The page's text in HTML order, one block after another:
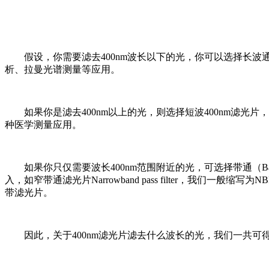
假设，你需要滤去400nm波长以下的光，你可以选择长波
析、拉曼光谱测量等应用。
如果你是滤去400nm以上的光，则选择短波400nm滤光片
种医学测量应用。
如果你只仅需要波长400nm范围附近的光，可选择带通（
入，如窄带通滤光片Narrowband pass filter，我们一般缩写
带滤光片。
因此，关于400nm滤光片滤去什么波长的光，我们一共